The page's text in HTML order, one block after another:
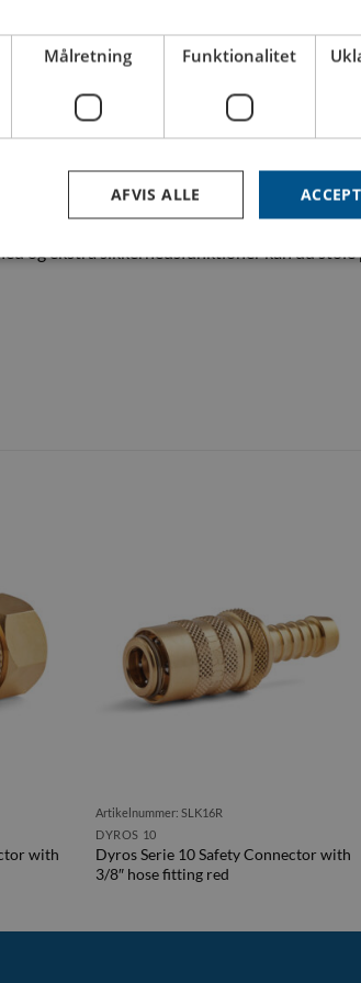
er nødvendige for at opretholde driften.
modstand mod korrosion og mekanisk slid,
fås med en stanniserede
der gør det lettere at identificere
den ideelle løsning, når du har behov for
og ekstra sikkerhedsfunktioner kan du stole
with
Artikelnummer: SLK16R
DYROS 10
Dyros Serie 10 Safety Connector with
3/8″ hose fitting red
Målretning Funktionalitet
AFVIS ALLE